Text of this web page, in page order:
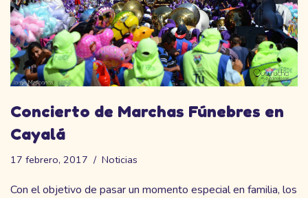
Concierto de Marchas Fúnebres en
Cayalá
17 febrero, 2017 Noticias
Con el objetivo de pasar un momento especial en familia, los